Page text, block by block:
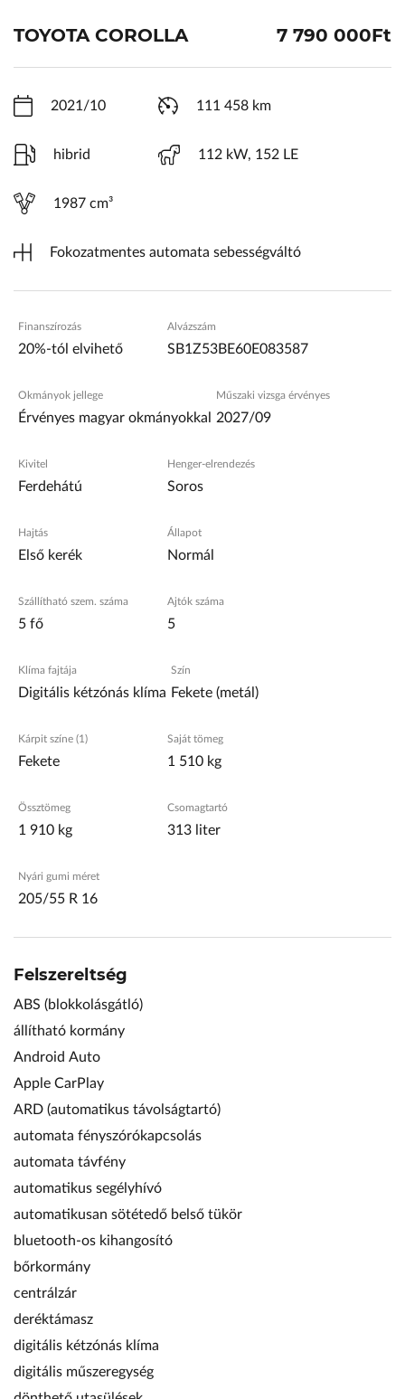
Karosszéria Centrum
TOYOTA COROLLA 7 790 000Ft
2021/10 111 458 km
hibrid 112 kW, 152 LE
1987 cm³
Fokozatmentes automata sebességváltó
Finanszírozás
20%-tól elvihető
Alvázszám
SB1Z53BE60E083587
Okmányok jellege
Érvényes magyar okmányokkal
Műszaki vizsga érvényes
2027/09
Kivitel
Ferdehátú
Henger-elrendezés
Soros
Hajtás
Első kerék
Állapot
Normál
Szállítható szem. száma
5 fő
Ajtók száma
5
Klíma fajtája
Digitális kétzónás klíma
Szín
Fekete (metál)
Kárpit színe (1)
Fekete
Saját tömeg
1 510 kg
Össztömeg
1 910 kg
Csomagtartó
313 liter
Nyári gumi méret
205/55 R 16
Felszereltség
ABS (blokkolásgátló)
állítható kormány
Android Auto
Apple CarPlay
ARD (automatikus távolságtartó)
automata fényszórókapcsolás
automata távfény
automatikus segélyhívó
automatikusan sötétedő belső tükör
bluetooth-os kihangosító
bőrkormány
centrálzár
deréktámasz
digitális kétzónás klíma
digitális műszeregység